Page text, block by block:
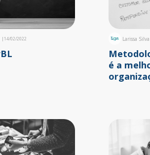
|14/02/2022 Larissa Silva
é a